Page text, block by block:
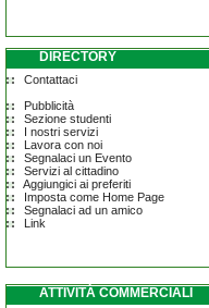
DIRECTORY
Contattaci
Pubblicità
Sezione studenti
I nostri servizi
Lavora con noi
Segnalaci un Evento
Servizi al cittadino
Aggiungici ai preferiti
Imposta come Home Page
Segnalaci ad un amico
Link
ATTIVITÀ COMMERCIALI